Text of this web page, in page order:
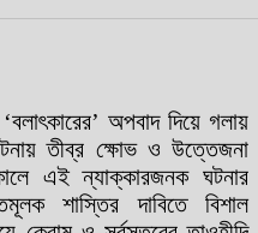
অপবাদ দিয়ে গলায়
তীব্র ক্ষোভ ও উত্তেজনা
এই ন্যাক্কারজনক ঘটনার
শাস্তির দাবিতে বিশাল